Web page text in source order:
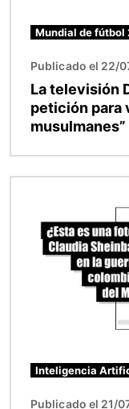
Mundial de fútbol
Publicado el 22/
La televisión
petición para
Inteligencia
Publicado el 21/